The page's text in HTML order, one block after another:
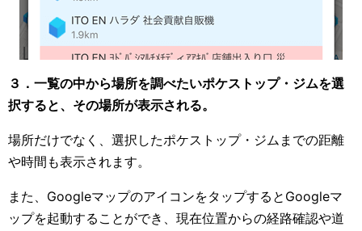
３．一覧の中から場所を調べたいポケストップ・ジムを選
択すると、その場所が表示される。
場所だけでなく、選択したポケストップ・ジムまでの距離
や時間も表示されます。
また、GoogleマップのアイコンをタップするとGoogleマ
ップを起動することができ、現在位置からの経路確認や道